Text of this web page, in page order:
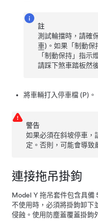
註
測試輪擋時，請確
車)。如果「制動保
「制動保持」指示
請踩下煞車踏板然
將車輛打入停車檔 (P)。
警告
如果必須在斜坡停車，
定。否則，可能會導致
連接拖吊掛鉤
Model Y 拖吊套件包含具備
不使用時，必須將掛鉤卸下
侵蝕。使用防塵蓋覆蓋掛鉤